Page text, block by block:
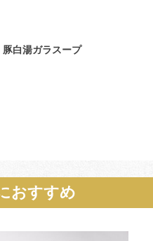
豚白湯ガラスープ
おすすめ